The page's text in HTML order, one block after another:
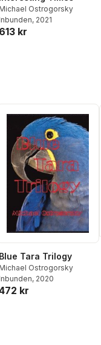
Michael Ostrogorsky
Inbunden, 2021
613 kr
Blue Tara Trilogy
Michael Ostrogorsky
Inbunden, 2020
kr